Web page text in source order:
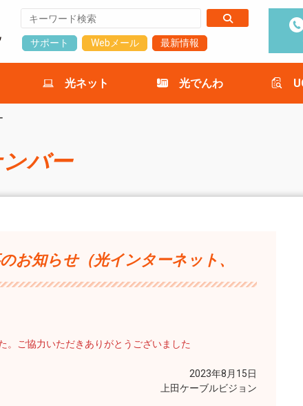
サポート Webメール 最新情報
光ネット 光でんわ
バー
お知らせ（光インターネット、
。ご協力いただきありがとうございました
2023年8月15日
上田ケーブルビジョン